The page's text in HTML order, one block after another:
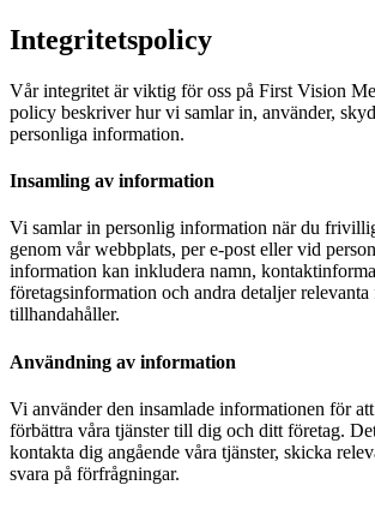
Integritetspolicy
Vår integritet är viktig för oss på First Vision
policy beskriver hur vi samlar in, använder,
personliga information.
Insamling av information
Vi samlar in personlig information när du
genom vår webbplats, per e-post eller vid
information kan inkludera namn,
företagsinformation och andra detaljer
tillhandahåller.
Användning av information
Vi använder den insamlade informationen för
förbättra våra tjänster till dig och ditt företag.
kontakta dig angående våra tjänster, skicka
svara på förfrågningar.